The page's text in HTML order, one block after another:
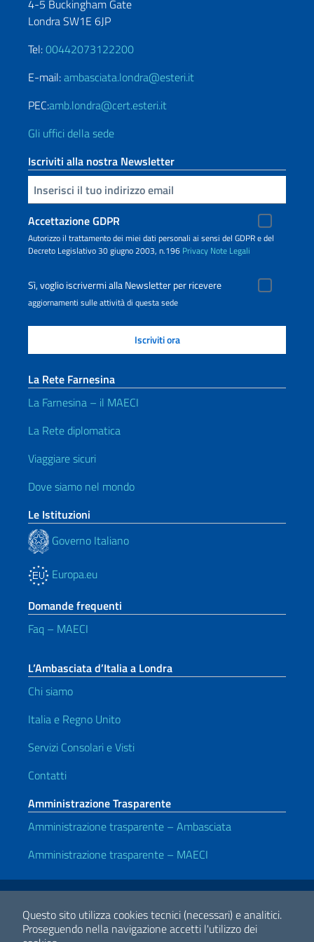
Questo sito utilizza cookies tecnici (necessari) e analitici.
Proseguendo nella navigazione accetti l'utilizzo dei
4-5 Buckingham Gate
Londra SW1E 6JP
Tel:00442073122200
E-mail:ambasciata.londra@esteri.it
PEC:amb.londra@cert.esteri.it
Gli uffici della sede
Iscriviti alla nostra Newsletter
Inserisci la tua email
Accettazione GDPR
Autorizzo il trattamento dei miei dati personali ai sensi del GDPR e del
Decreto Legislativo 30 giugno 2003, n.196 Privacy Note Legali
Sì, voglio iscrivermi alla Newsletter per ricevere
aggiornamenti sulle attività di questa sede
La Rete Farnesina
La Farnesina – il MAECI
La Rete diplomatica
Viaggiare sicuri
Dove siamo nel mondo
Le Istituzioni
Governo Italiano
Europa.eu
Domande frequenti
Faq – MAECI
L’Ambasciata d’Italia a Londra
Chi siamo
Italia e Regno Unito
Servizi Consolari e Visti
Contatti
Amministrazione Trasparente
Amministrazione trasparente – Ambasciata
Amministrazione trasparente – MAECI
Link Utili